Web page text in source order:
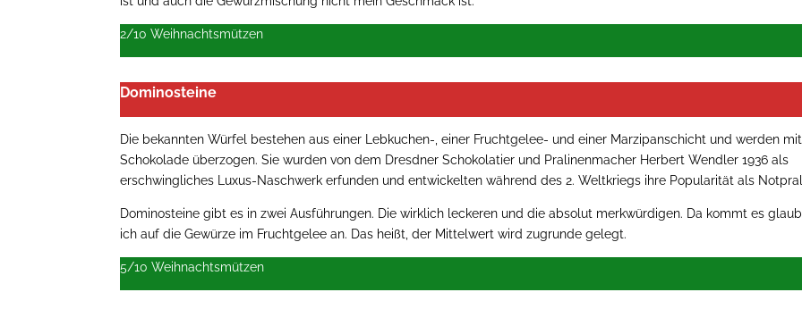
2/10 Weihnachtsmützen
Dominosteine
Die bekannten Würfel bestehen aus einer Lebkuchen-, einer Fruchtgelee- und einer Marzipanschicht und werden mit
Schokolade überzogen. Sie wurden von dem Dresdner Schokolatier und Pralinenmacher Herbert Wendler 1936 als
erschwingliches Luxus-Naschwerk erfunden und entwickelten während des 2. Weltkriegs ihre Popularität als
Dominosteine gibt es in zwei Ausführungen. Die wirklich leckeren und die absolut merkwürdigen. Da kommt es
ich auf die Gewürze im Fruchtgelee an. Das heißt, der Mittelwert wird zugrunde gelegt.
5/10 Weihnachtsmützen